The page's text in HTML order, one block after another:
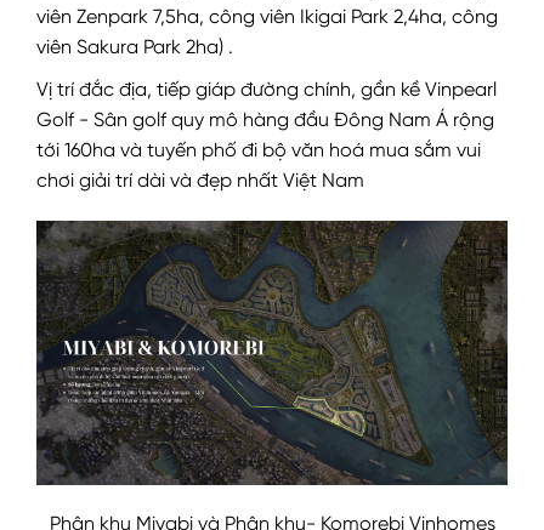
viên Zenpark 7,5ha, công viên Ikigai Park 2,4ha, công
viên Sakura Park 2ha) .
Vị trí đắc địa, tiếp giáp đường chính, gần kề Vinpearl
Golf - Sân golf quy mô hàng đầu Đông Nam Á rộng
tới 160ha và tuyến phố đi bộ văn hoá mua sắm vui
chơi giải trí dài và đẹp nhất Việt Nam
Phân khu Miyabi và Phân khu- Komorebi Vinhomes